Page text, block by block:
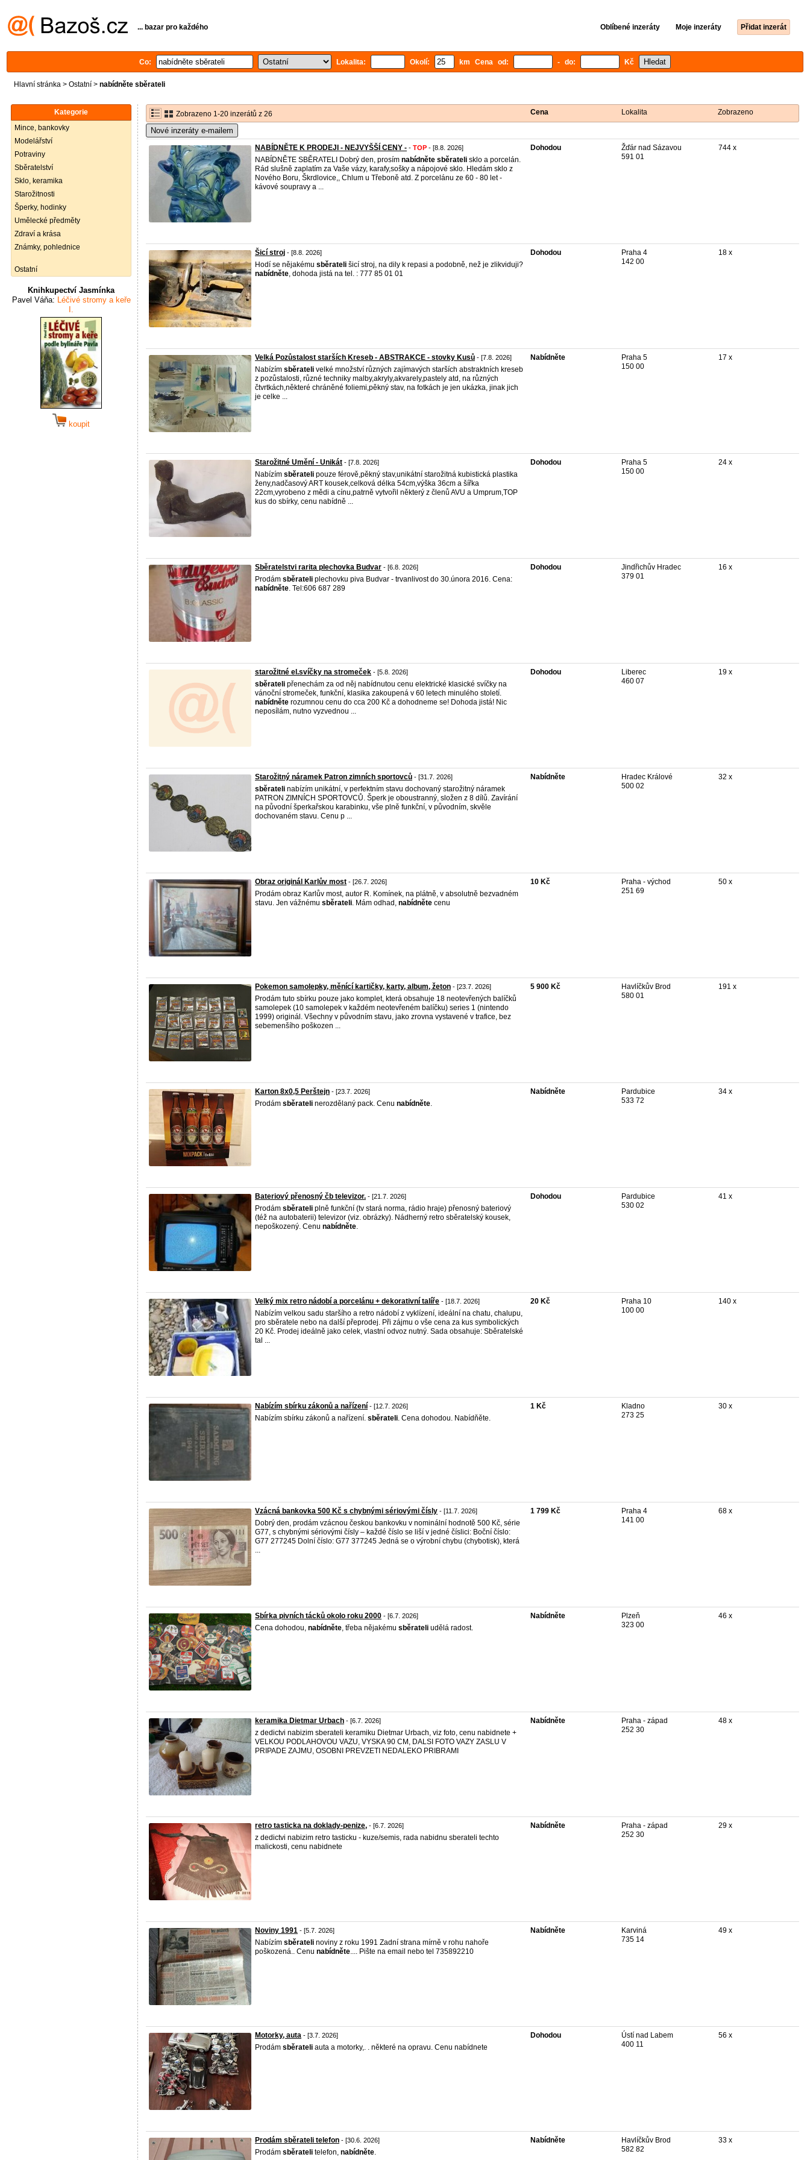
... bazar pro každého Oblíbené inzeráty Moje inzeráty Přidat inzerát
Co: Lokalita: Okolí: km Cena od: - do: Kč
Hlavní stránka > Ostatní > nabídněte sběrateli
Kategorie
Mince, bankovky
Modelářství
Potraviny
Sběratelství
Sklo, keramika
Starožitnosti
Šperky, hodinky
Umělecké předměty
Zdraví a krása
Známky, pohlednice
Ostatní
Knihkupectví Jasmínka
Pavel Váňa: Léčivé stromy a keře
I.
koupit
Zobrazeno 1-20 inzerátů z 26 Cena Lokalita Zobrazeno
Nové inzeráty e-mailem
NABÍDNĚTE K PRODEJI - NEJVYŠŠÍ CENY - - TOP - [8.8. 2026]
NABÍDNĚTE SBĚRATELI Dobrý den, prosím nabídněte sběrateli sklo a porcelán.
Rád slušně zaplatím za Vaše vázy, karafy,sošky a nápojové sklo. Hledám sklo z
Nového Boru, Škrdlovice,, Chlum u Třeboně atd. Z porcelánu ze 60 - 80 let -
kávové soupravy a ...
Dohodou
Žďár nad Sázavou
591 01
744 x
Šicí stroj - [8.8. 2026]
Hodí se nějakému sběrateli šicí stroj, na dily k repasi a podobně, než je zlikviduji?
nabídněte, dohoda jistá na tel. : 777 85 01 01
Dohodou
Praha 4
142 00
18 x
Velká Pozůstalost starších Kreseb - ABSTRAKCE - stovky Kusů - [7.8. 2026]
Nabízím sběrateli velké množství různých zajímavých starších abstraktních kreseb
z pozůstalosti, různé techniky malby,akryly,akvarely,pastely atd, na různých
čtvrtkách,některé chráněné foliemi,pěkný stav, na fotkách je jen ukázka, jinak jich
je celke ...
Nabídněte
Praha 5
150 00
17 x
Starožitné Umění - Unikát - [7.8. 2026]
Nabízím sběrateli pouze férově,pěkný stav,unikátní starožitná kubistická plastika
ženy,nadčasový ART kousek,celková délka 54cm,výška 36cm a šířka
22cm,vyrobeno z mědi a cínu,patrně vytvořil některý z členů AVU a Umprum,TOP
kus do sbírky, cenu nabídně ...
Dohodou
Praha 5
150 00
24 x
Sběratelstvi rarita plechovka Budvar - [6.8. 2026]
Prodám sběrateli plechovku piva Budvar - trvanlivost do 30.února 2016. Cena:
nabídněte. Tel:606 687 289
Dohodou
Jindřichův Hradec
379 01
16 x
starožitné el.svíčky na stromeček - [5.8. 2026]
sběrateli přenechám za od něj nabídnutou cenu elektrické klasické svíčky na
vánoční stromeček, funkční, klasika zakoupená v 60 letech minulého století.
nabídněte rozumnou cenu do cca 200 Kč a dohodneme se! Dohoda jistá! Nic
neposílám, nutno vyzvednou ...
Dohodou
Liberec
460 07
19 x
Starožitný náramek Patron zimních sportovců - [31.7. 2026]
sběrateli nabízím unikátní, v perfektním stavu dochovaný starožitný náramek
PATRON ZIMNÍCH SPORTOVCŮ. Šperk je oboustranný, složen z 8 dílů. Zavírání
na původní šperkařskou karabinku, vše plně funkční, v původním, skvěle
dochovaném stavu. Cenu p ...
Nabídněte
Hradec Králové
500 02
32 x
Obraz originál Karlův most - [26.7. 2026]
Prodám obraz Karlův most, autor R. Komínek, na plátně, v absolutně bezvadném
stavu. Jen vážnému sběrateli. Mám odhad, nabídněte cenu
10 Kč
Praha - východ
251 69
50 x
Pokemon samolepky, měnící kartičky, karty, album, žeton - [23.7. 2026]
Prodám tuto sbírku pouze jako komplet, která obsahuje 18 neotevřených balíčků
samolepek (10 samolepek v každém neotevřeném balíčku) series 1 (nintendo
1999) originál. Všechny v původním stavu, jako zrovna vystavené v trafice, bez
sebemenšího poškozen ...
5 900 Kč
Havlíčkův Brod
580 01
191 x
Karton 8x0,5 Perštejn - [23.7. 2026]
Prodám sběrateli nerozdělaný pack. Cenu nabídněte.
Nabídněte
Pardubice
533 72
34 x
Bateriový přenosný čb televizor. - [21.7. 2026]
Prodám sběrateli plně funkční (tv stará norma, rádio hraje) přenosný bateriový
(též na autobaterii) televizor (viz. obrázky). Nádherný retro sběratelský kousek,
nepoškozený. Cenu nabídněte.
Dohodou
Pardubice
530 02
41 x
Velký mix retro nádobí a porcelánu + dekorativní talíře - [18.7. 2026]
Nabízím velkou sadu staršího a retro nádobí z vyklízení, ideální na chatu, chalupu,
pro sběratele nebo na další přeprodej. Při zájmu o vše cena za kus symbolických
20 Kč. Prodej ideálně jako celek, vlastní odvoz nutný. Sada obsahuje: Sběratelské
tal ...
20 Kč
Praha 10
100 00
140 x
Nabízím sbírku zákonů a nařízení - [12.7. 2026]
Nabízím sbírku zákonů a nařízení. sběrateli. Cena dohodou. Nabídňěte.
1 Kč
Kladno
273 25
30 x
Vzácná bankovka 500 Kč s chybnými sériovými čísly - [11.7. 2026]
Dobrý den, prodám vzácnou českou bankovku v nominální hodnotě 500 Kč, série
G77, s chybnými sériovými čísly – každé číslo se liší v jedné číslici: Boční číslo:
G77 277245 Dolní číslo: G77 377245 Jedná se o výrobní chybu (chybotisk), která
...
1 799 Kč
Praha 4
141 00
68 x
Sbírka pivních tácků okolo roku 2000 - [6.7. 2026]
Cena dohodou, nabídněte, třeba nějakému sběrateli udělá radost.
Nabídněte
Plzeň
323 00
46 x
keramika Dietmar Urbach - [6.7. 2026]
z dedictvi nabizim sberateli keramiku Dietmar Urbach, viz foto, cenu nabidnete +
VELKOU PODLAHOVOU VAZU, VYSKA 90 CM, DALSI FOTO VAZY ZASLU V
PRIPADE ZAJMU, OSOBNI PREVZETI NEDALEKO PRIBRAMI
Nabídněte
Praha - západ
252 30
48 x
retro tasticka na doklady-penize, - [6.7. 2026]
z dedictvi nabizim retro tasticku - kuze/semis, rada nabidnu sberateli techto
malickosti, cenu nabidnete
Nabídněte
Praha - západ
252 30
29 x
Noviny 1991 - [5.7. 2026]
Nabízím sběrateli noviny z roku 1991 Zadní strana mírně v rohu nahoře
poškozená.. Cenu nabídněte.... Pište na email nebo tel 735892210
Nabídněte
Karviná
735 14
49 x
Motorky, auta - [3.7. 2026]
Prodám sběrateli auta a motorky,. . některé na opravu. Cenu nabídnete
Dohodou
Ústí nad Labem
400 11
56 x
Prodám sběrateli telefon - [30.6. 2026]
Prodám sběrateli telefon, nabídněte.
Nabídněte
Havlíčkův Brod
582 82
33 x